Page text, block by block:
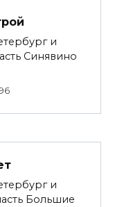
и
Синявино
и
Большие